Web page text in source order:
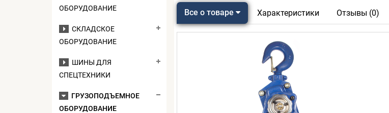
ОБОРУДОВАНИЕ
СКЛАДСКОЕ
ОБОРУДОВАНИЕ
ШИНЫ ДЛЯ
СПЕЦТЕХНИКИ
ГРУЗОПОДЪЕМНОЕ
ОБОРУДОВАНИЕ
Все о товаре Характеристики Отзывы (0)